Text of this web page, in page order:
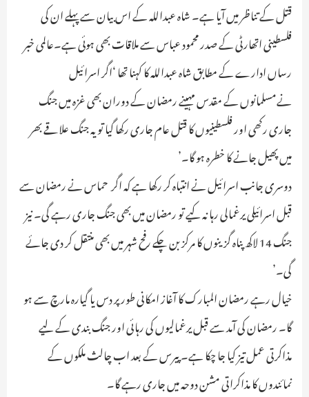
قتل کے تناظر میں آیا ہے۔ شاہ عبداللہ کے اس بیان سے پہلے ان کی
فلسطینی اتھارٹی کے صدر محمود عباس سے ملاقات بھی ہوئی ہے۔عالمی خبر
رساں ادارے کے مطابق شاہ عبداللہ کا کہنا تھا ‘اگر اسرائیل
نےمسلمانوں کے مقدس مہینے رمضان کے دوران بھی غزہ میں جنگ
جاری رکھی اور فلسطینیوں کا قتل عام جاری رکھا گیا تو یہ جنگ علاقے بھر
میں پھیل جانے کا خطرہ ہو گا۔’
دوسری جانب اسرائیل نے انتباہ کر رکھا ہے کہ اگر حماس نے رمضان سے
قبل اسرائیلی یرغمالی رہا نہ کیے تو رمضان میں بھی جنگ جاری رہے گی۔ نیز
جنگ 14 لاکھ پناہ گزینوں کا مرکز بن چکے رفح شہر میں بھی منتقل کر دی جائے
گی۔’
خیال رہے رمضان المبارک کا آغاز امکانی طور پر دس یا گیارہ مارچ سے ہو
گا۔ رمضان کی آمد سے قبل یرغمالیوں کی رہائی اور جنگ بندی کے لیے
مذاکرتی عمل تیز کیا جا چکا ہے۔ پیرس کے بعد اب چالث ملکوں کے
نمائندوں کا مذاکراتی مشن دوحہ میں جاری رہے گا۔